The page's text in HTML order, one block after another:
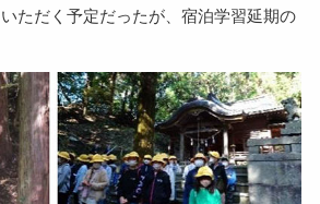
ただく予定だったが、宿泊学習延期の